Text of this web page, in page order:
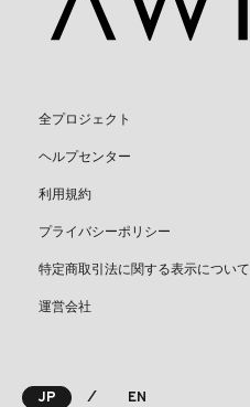
全プロジェクト
ヘルプセンター
利用規約
プライバシーポリシー
特定商取引法に関する表示について
運営会社
JP ⁄ EN